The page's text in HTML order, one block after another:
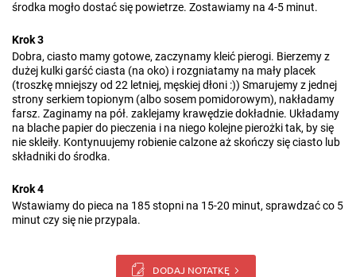
środka mogło dostać się powietrze. Zostawiamy na 4-5 minut.
Krok 3
Dobra, ciasto mamy gotowe, zaczynamy kleić pierogi. Bierzemy z
dużej kulki garść ciasta (na oko) i rozgniatamy na mały placek
(troszkę mniejszy od 22 letniej, męskiej dłoni :)) Smarujemy z jednej
strony serkiem topionym (albo sosem pomidorowym), nakładamy
farsz. Zaginamy na pół. zaklejamy krawędzie dokładnie. Układamy
na blache papier do pieczenia i na niego kolejne pierożki tak, by się
nie skleiły. Kontynuujemy robienie calzone aż skończy się ciasto lub
składniki do środka.
Krok 4
Wstawiamy do pieca na 185 stopni na 15-20 minut, sprawdzać co 5
minut czy się nie przypala.
DODAJ NOTATKĘ